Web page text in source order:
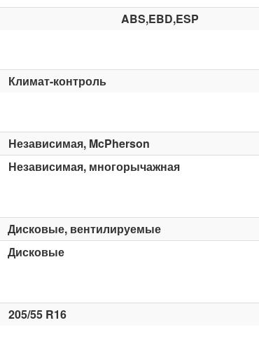
ABS,EBD,ESP
Климат-контроль
Независимая, McPherson
Независимая, многорычажная
Дисковые, вентилируемые
Дисковые
205/55 R16